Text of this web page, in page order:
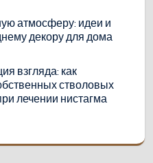
атмосферу: идеи и
декору для дома
взгляда: как
стволовых
лечении нистагма